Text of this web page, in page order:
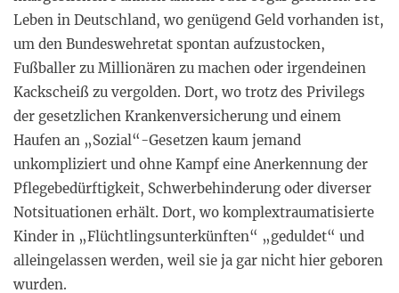
Leben in Deutschland, wo genügend Geld vorhanden ist,
um den Bundeswehretat spontan aufzustocken,
Fußballer zu Millionären zu machen oder irgendeinen
Kackscheiß zu vergolden. Dort, wo trotz des Privilegs
der gesetzlichen Krankenversicherung und einem
Haufen an „Sozial“-Gesetzen kaum jemand
unkompliziert und ohne Kampf eine Anerkennung der
Pflegebedürftigkeit, Schwerbehinderung oder diverser
Notsituationen erhält. Dort, wo komplextraumatisierte
Kinder in „Flüchtlingsunterkünften“ „geduldet“ und
alleingelassen werden, weil sie ja gar nicht hier geboren
wurden.